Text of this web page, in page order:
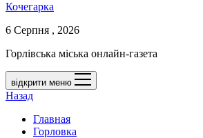
Кочегарка
6 Серпня , 2026
Горлівська міська онлайн-газета
відкрити меню
Назад
Главная
Горловка